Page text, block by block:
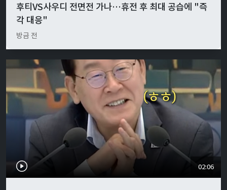
후티VS사우디 전면전 가나…휴전 후 최대 공습에 "즉
각 대응"
방금 전
02:06